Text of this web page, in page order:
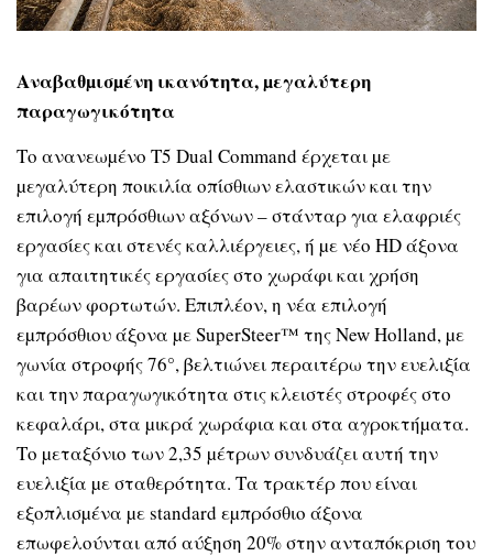
Αναβαθµισµένη ικανότητα, µεγαλύτερη
παραγωγικότητα
Το ανανεωµένο T5 Dual Command έρχεται µε
µεγαλύτερη ποικιλία οπίσθιων ελαστικών και την
επιλογή εµπρόσθιων αξόνων – στάνταρ για ελαφριές
εργασίες και στενές καλλιέργειες, ή µε νέο HD άξονα
για απαιτητικές εργασίες στο χωράφι και χρήση
βαρέων φορτωτών. Επιπλέον, η νέα επιλογή
εµπρόσθιου άξονα µε SuperSteer™ της New Holland, µε
γωνία στροφής 76°, βελτιώνει περαιτέρω την ευελιξία
και την παραγωγικότητα στις κλειστές στροφές στο
κεφαλάρι, στα µικρά χωράφια και στα αγροκτήµατα.
Το µεταξόνιο των 2,35 µέτρων συνδυάζει αυτή την
ευελιξία µε σταθερότητα. Τα τρακτέρ που είναι
εξοπλισµένα µε standard εµπρόσθιο άξονα
επωφελούνται από αύξηση 20% στην ανταπόκριση του